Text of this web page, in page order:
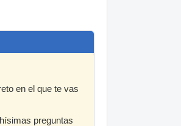
en el que te vas
preguntas